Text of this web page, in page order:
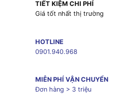
TIẾT KIỆM CHI PHÍ
Giá tốt nhất thị trường
HOTLINE
0901.940.968
MIỄN PHÍ VẬN CHUYỂN
Đơn hàng > 3 triệu